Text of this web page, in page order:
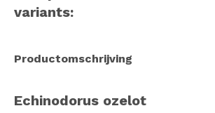
variants:
Productomschrijving
Echinodorus ozelot